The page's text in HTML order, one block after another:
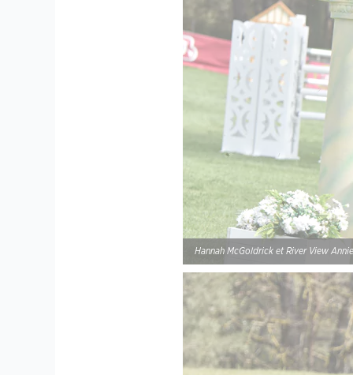
Hannah McGoldrick et River View